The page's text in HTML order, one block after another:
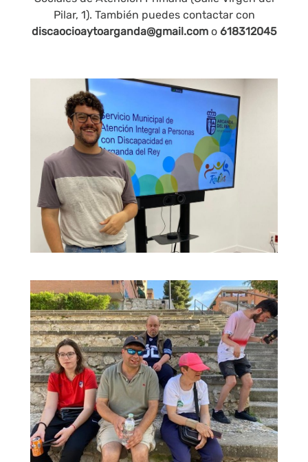
Pilar, 1). También puedes contactar con
discaocioaytoarganda@gmail.como 618312045